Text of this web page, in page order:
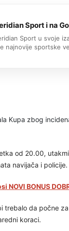
Sport i na
Sport u svoje
najnovije sportske
od 20.00,
navijača i policije.
NOVI BONUS
trebalo da počne
koraci.